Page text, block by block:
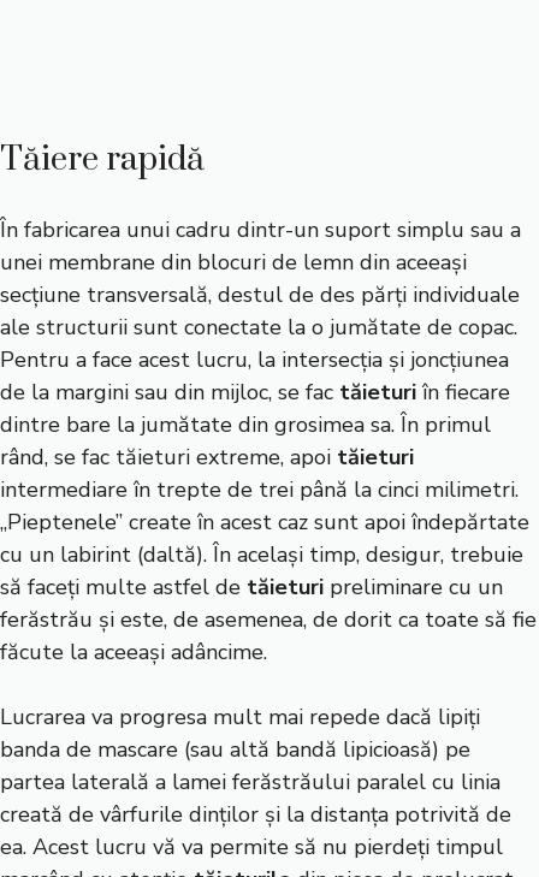
Tăiere rapidă
În fabricarea unui cadru dintr-un suport simplu sau a
unei membrane din blocuri de lemn din aceeași
secțiune transversală, destul de des părți individuale
ale structurii sunt conectate la o jumătate de copac.
Pentru a face acest lucru, la intersecția și joncțiunea
de la margini sau din mijloc, se fac tăieturi în fiecare
dintre bare la jumătate din grosimea sa. În primul
rând, se fac tăieturi extreme, apoi tăieturi
intermediare în trepte de trei până la cinci milimetri.
„Pieptenele” create în acest caz sunt apoi îndepărtate
cu un labirint (daltă). În același timp, desigur, trebuie
să faceți multe astfel de tăieturi preliminare cu un
ferăstrău și este, de asemenea, de dorit ca toate să fie
făcute la aceeași adâncime.
Lucrarea va progresa mult mai repede dacă lipiți
banda de mascare (sau altă bandă lipicioasă) pe
partea laterală a lamei ferăstrăului paralel cu linia
creată de vârfurile dinților și la distanța potrivită de
ea. Acest lucru vă va permite să nu pierdeți timpul